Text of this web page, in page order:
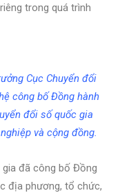
trong quá trình
Cục Chuyển đổi
công bố Đồng hành
đổi số quốc gia
và cộng đồng.
đã công bố Đồng
địa phương, tổ chức,